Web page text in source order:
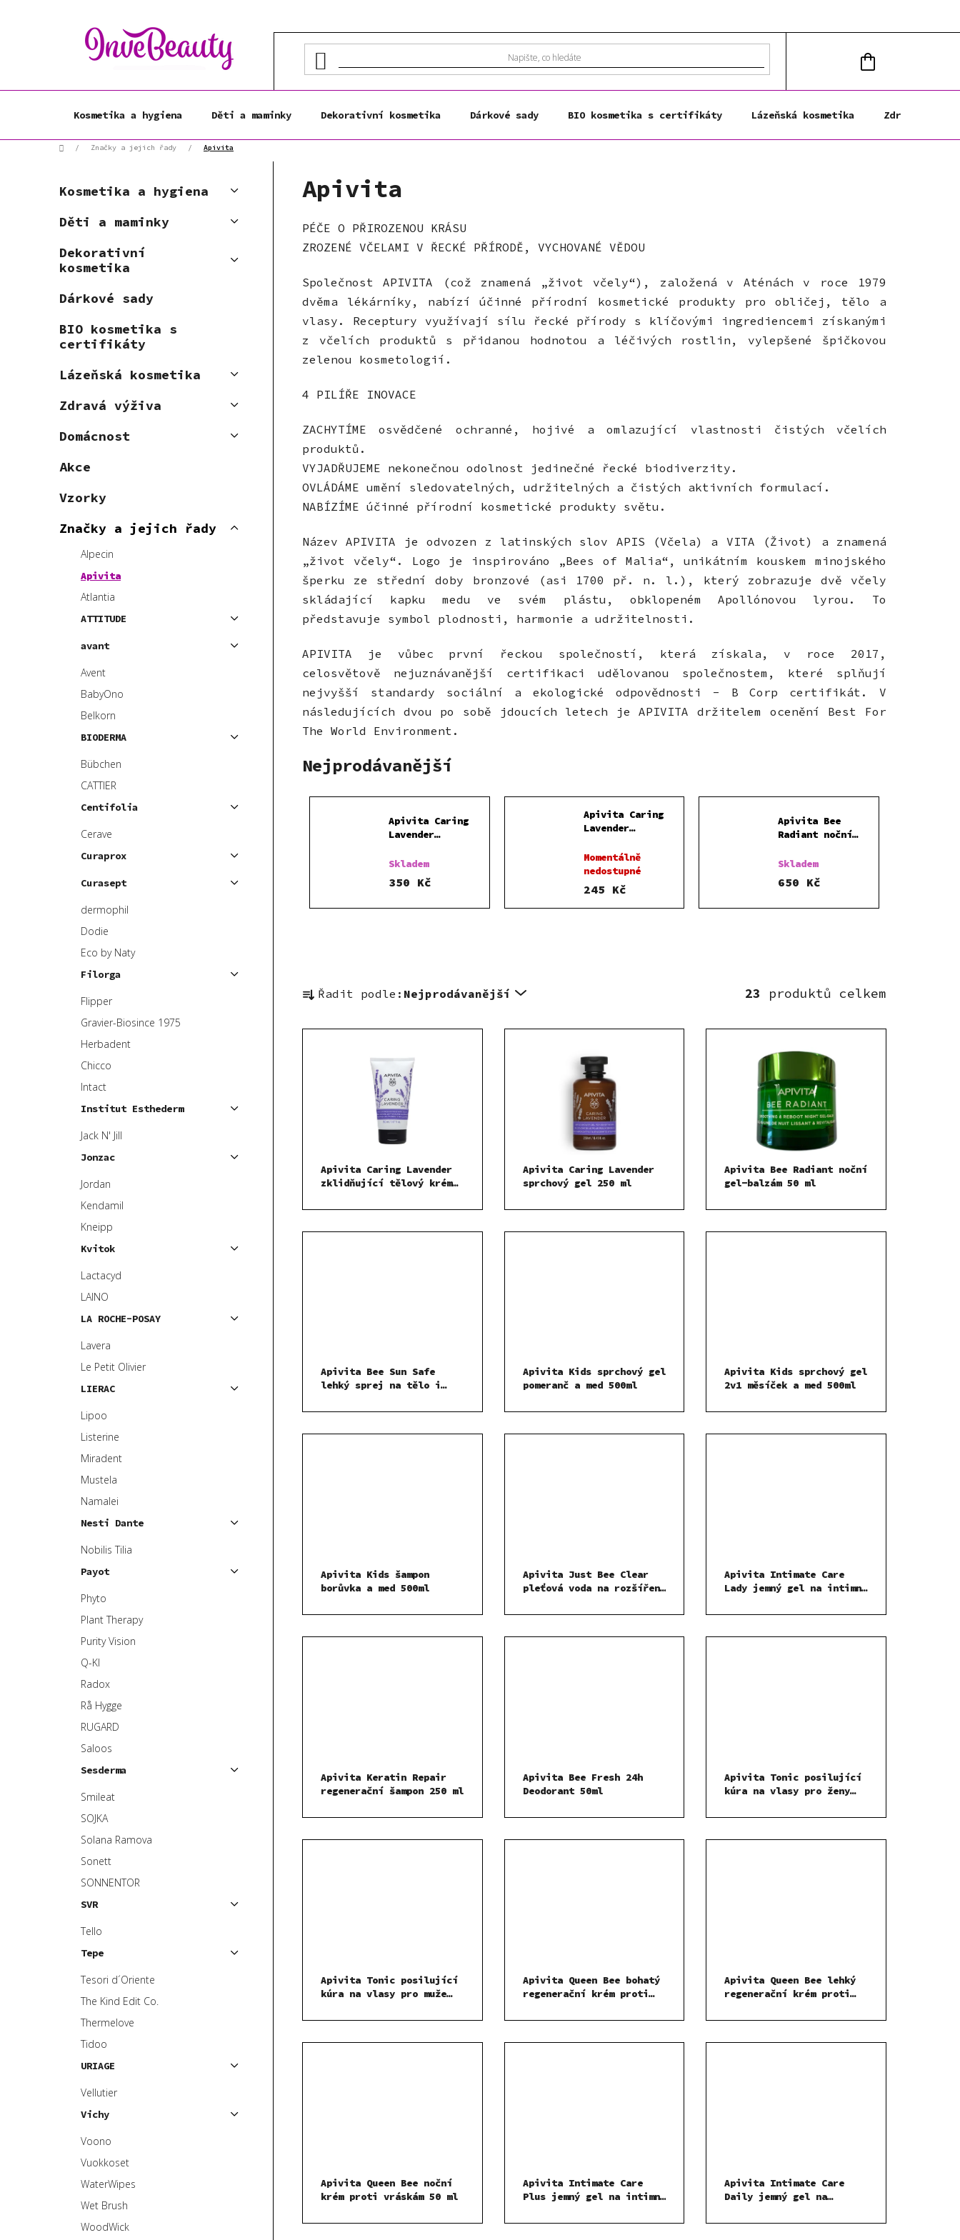
KOŠÍK
Kosmetika a hygiena Děti a maminky Dekorativní kosmetika Dárkové sady BIO kosmetika s certifikáty Lázeňská kosmetika Zdravá výživa
Domů/ Značky a jejich řady / Apivita
o
t
r
a
n
p
a
n
l
Přeskočit
kategorie
K
a
t
e
g
o
r
i
e
Kosmetika a hygiena
Děti a maminky
Dekorativní
kosmetika
Dárkové sady
BIO kosmetika s
certifikáty
Lázeňská kosmetika
Zdravá výživa
Domácnost
Akce
Vzorky
Značky a jejich řady
Alpecin
Apivita
Atlantia
ATTITUDE
avant
Avent
BabyOno
Belkorn
BIODERMA
Bübchen
CATTIER
Centifolia
Cerave
Curaprox
Curasept
dermophil
Dodie
Eco by Naty
Filorga
Flipper
Gravier-Biosince 1975
Herbadent
Chicco
Intact
Institut Esthederm
Jack N' Jill
Jonzac
Jordan
Kendamil
Kneipp
Kvitok
Lactacyd
LAINO
LA ROCHE-POSAY
Lavera
Le Petit Olivier
LIERAC
Lipoo
Listerine
Miradent
Mustela
Namalei
Nesti Dante
Nobilis Tilia
Payot
Phyto
Plant Therapy
Purity Vision
Q-KI
Radox
Rå Hygge
RUGARD
Saloos
Sesderma
Smileat
SOJKA
Solana Ramova
Sonett
SONNENTOR
SVR
Tello
Tepe
Tesori d´Oriente
The Kind Edit Co.
Thermelove
Tidoo
URIAGE
Vellutier
Vichy
Voono
Vuokkoset
WaterWipes
Wet Brush
WoodWick
Apivita
PÉČE O PŘIROZENOU KRÁSU
ZROZENÉ VČELAMI V ŘECKÉ PŘÍRODĚ, VYCHOVANÉ VĚDOU
Společnost APIVITA (což znamená „život včely“), založená v Aténách v roce 1979
dvěma lékárníky, nabízí účinné přírodní kosmetické produkty pro obličej, tělo a
vlasy. Receptury využívají sílu řecké přírody s klíčovými ingrediencemi získanými
z včelích produktů s přidanou hodnotou a léčivých rostlin, vylepšené špičkovou
zelenou kosmetologií.
4 PILÍŘE INOVACE
ZACHYTÍME osvědčené ochranné, hojivé a omlazující vlastnosti čistých včelích
produktů.
VYJADŘUJEME nekonečnou odolnost jedinečné řecké biodiverzity.
OVLÁDÁME umění sledovatelných, udržitelných a čistých aktivních formulací.
NABÍZÍME účinné přírodní kosmetické produkty světu.
Název APIVITA je odvozen z latinských slov APIS (Včela) a VITA (Život) a znamená
„život včely“. Logo je inspirováno „Bees of Malia“, unikátním kouskem minojského
šperku ze střední doby bronzové (asi 1700 př. n. l.), který zobrazuje dvě včely
skládající kapku medu ve svém plástu, obklopeném Apollónovou lyrou. To
představuje symbol plodnosti, harmonie a udržitelnosti.
APIVITA je vůbec první řeckou společností, která získala, v roce 2017,
celosvětově nejuznávanější certifikaci udělovanou společnostem, které splňují
nejvyšší standardy sociální a ekologické odpovědnosti - B Corp certifikát. V
následujících dvou po sobě jdoucích letech je APIVITA držitelem ocenění Best For
The World Environment.
Nejprodávanější
Apivita Caring
Lavender
tělový krém 150
Skladem
350 Kč
Apivita Caring
Lavender
ml
Momentálně
nedostupné
245 Kč
Apivita Bee
Radiant noční
Skladem
650 Kč
23
a
t
Řadit podle: Nejprodávanější
V
u
Apivita Caring Lavender
zklidňující tělový krém
Apivita Caring Lavender
sprchový gel 250 ml
Apivita Bee Radiant noční
gel-balzám 50 ml
Apivita Bee Sun Safe
lehký sprej na tělo i
Apivita Kids sprchový gel
pomeranč a med 500ml
Apivita Kids sprchový gel
2v1 měsíček a med 500ml
Apivita Kids šampon
borůvka a med 500ml
Apivita Just Bee Clear
pleťová voda na rozšířené
Apivita Intimate Care
Lady jemný gel na intimní
Apivita Keratin Repair
regenerační šampon 250 ml
Apivita Bee Fresh 24h
Deodorant 50ml
Apivita Tonic posilující
kúra na vlasy pro ženy
Apivita Tonic posilující
kúra na vlasy pro muže
Apivita Queen Bee bohatý
regenerační krém proti
Apivita Queen Bee lehký
regenerační krém proti
Apivita Queen Bee noční
krém proti vráskám 50 ml
Apivita Intimate Care
Plus jemný gel na intimní
Apivita Intimate Care
Daily jemný gel na